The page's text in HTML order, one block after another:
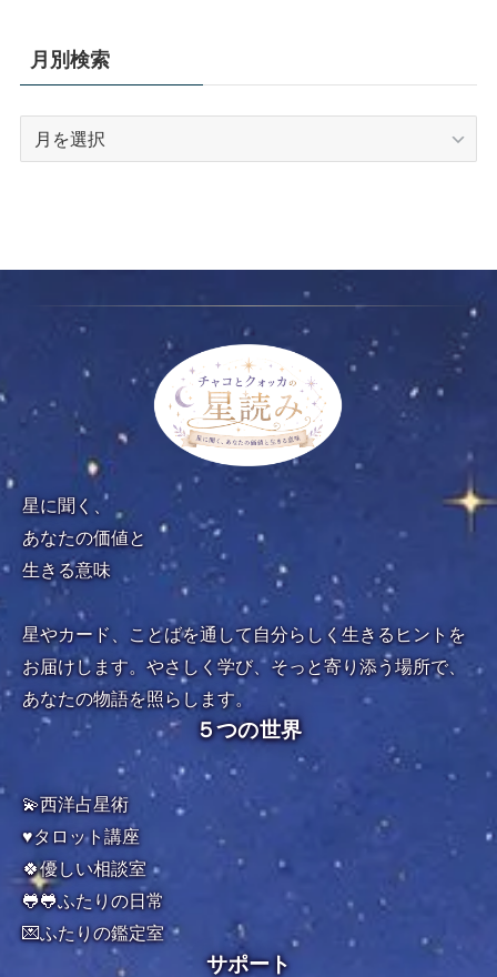
月別検索
星に聞く、
あなたの価値と
生きる意味
星やカード、ことばを通して自分らしく生きるヒントを
お届けします。やさしく学び、そっと寄り添う場所で、
あなたの物語を照らします。
５つの世界
💫西洋占星術
♥️タロット講座
🍀優しい相談室
🐸🐸ふたりの日常
💌ふたりの鑑定室
サポート